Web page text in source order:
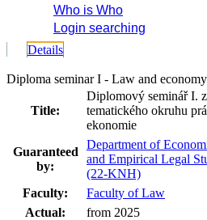
Who is Who
Login searching
Details
Diploma seminar I - Law and
Title:
Diplomový seminář I. z
tematického okruhu
ekonomie
Guaranteed
by:
Department of
and Empirical Legal
(22-KNH)
Faculty:
Faculty of Law
Actual:
from 2025